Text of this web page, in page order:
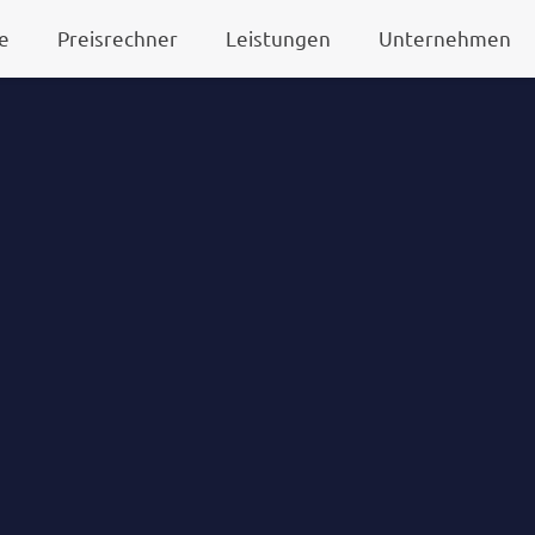
Preisrechner Leistungen Unternehmen